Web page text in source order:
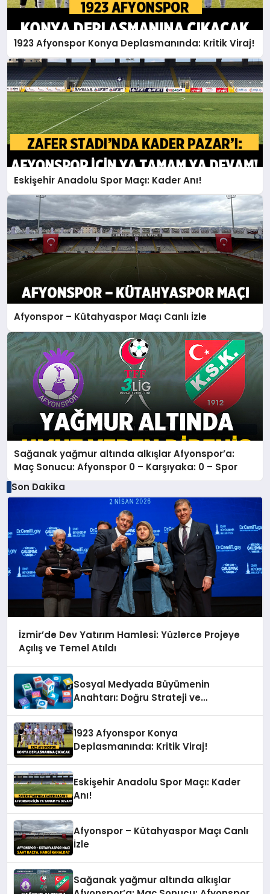
1923 Afyonspor Konya Deplasmanında: Kritik Viraj!
Eskişehir Anadolu Spor Maçı: Kader Anı!
Afyonspor – Kütahyaspor Maçı Canlı İzle
Sağanak yağmur altında alkışlar Afyonspor’a:
Maç Sonucu: Afyonspor 0 – Karşıyaka: 0 – Spor
Son Dakika
İzmir’de Dev Yatırım Hamlesi: Yüzlerce Projeye
Açılış ve Temel Atıldı
Sosyal Medyada Büyümenin
Anahtarı: Doğru Strateji ve
1923 Afyonspor Konya
Deplasmanında: Kritik Viraj!
Eskişehir Anadolu Spor Maçı: Kader
Anı!
Afyonspor – Kütahyaspor Maçı Canlı
İzle
Sağanak yağmur altında alkışlar